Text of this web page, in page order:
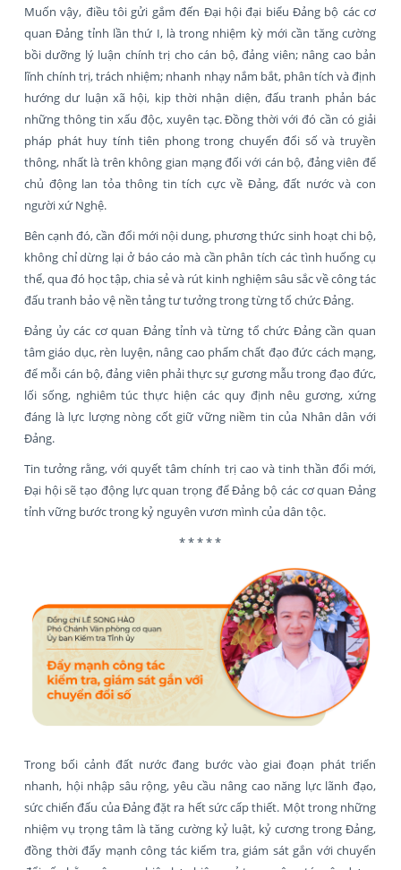
Muốn vậy, điều tôi gửi gắm đến Đại hội đại biểu Đảng bộ các cơ
quan Đảng tỉnh lần thứ I, là trong nhiệm kỳ mới cần tăng cường
bồi dưỡng lý luận chính trị cho cán bộ, đảng viên; nâng cao bản
lĩnh chính trị, trách nhiệm; nhanh nhạy nắm bắt, phân tích và định
hướng dư luận xã hội, kịp thời nhận diện, đấu tranh phản bác
những thông tin xấu độc, xuyên tạc. Đồng thời với đó cần có giải
pháp phát huy tính tiên phong trong chuyển đổi số và truyền
thông, nhất là trên không gian mạng đối với cán bộ, đảng viên để
chủ động lan tỏa thông tin tích cực về Đảng, đất nước và con
người xứ Nghệ.
Bên cạnh đó, cần đổi mới nội dung, phương thức sinh hoạt chi bộ,
không chỉ dừng lại ở báo cáo mà cần phân tích các tình huống cụ
thể, qua đó học tập, chia sẻ và rút kinh nghiệm sâu sắc về công tác
đấu tranh bảo vệ nền tảng tư tưởng trong từng tổ chức Đảng.
Đảng ủy các cơ quan Đảng tỉnh và từng tổ chức Đảng cần quan
tâm giáo dục, rèn luyện, nâng cao phẩm chất đạo đức cách mạng,
để mỗi cán bộ, đảng viên phải thực sự gương mẫu trong đạo đức,
lối sống, nghiêm túc thực hiện các quy định nêu gương, xứng
đáng là lực lượng nòng cốt giữ vững niềm tin của Nhân dân với
Đảng.
Tin tưởng rằng, với quyết tâm chính trị cao và tinh thần đổi mới,
Đại hội sẽ tạo động lực quan trọng để Đảng bộ các cơ quan Đảng
tỉnh vững bước trong kỷ nguyên vươn mình của dân tộc.
* * * * *
Trong bối cảnh đất nước đang bước vào giai đoạn phát triển
nhanh, hội nhập sâu rộng, yêu cầu nâng cao năng lực lãnh đạo,
sức chiến đấu của Đảng đặt ra hết sức cấp thiết. Một trong những
nhiệm vụ trọng tâm là tăng cường kỷ luật, kỷ cương trong Đảng,
đồng thời đẩy mạnh công tác kiểm tra, giám sát gắn với chuyển